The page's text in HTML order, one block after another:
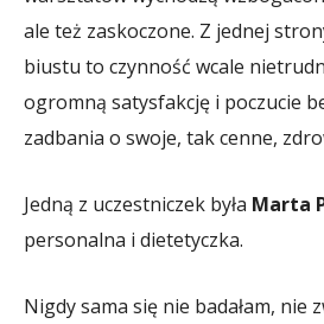
ale też zaskoczone. Z jednej
biustu to czynność wcale
ogromną satysfakcję i poczucie
zadbania o swoje, tak cenne,
Jedną z uczestniczek była Marta
personalna i dietetyczka.
Nigdy sama się nie badałam, nie